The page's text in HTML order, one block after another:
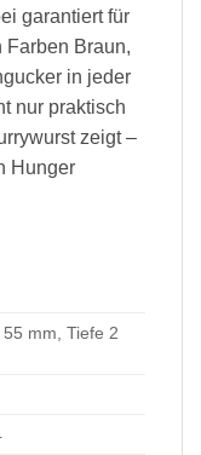
garantiert für
Farben Braun,
in jeder
nur praktisch
zeigt –
Hunger
mm, Tiefe 2